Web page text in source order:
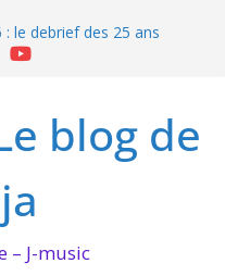
: le debrief des 25 ans
de juillet 2026
un ange blog de
– J-music